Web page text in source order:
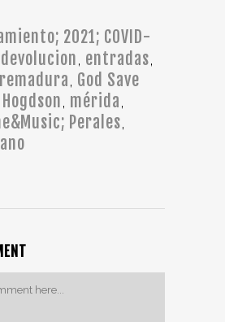
2021; COVID-
devolucion, entradas,
, God Save
Hogdson, mérida,
Perales,